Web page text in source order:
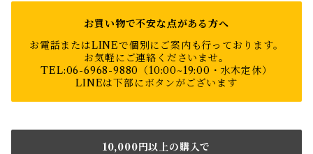
お買い物で不安な点がある方へ
お電話またはLINEで個別にご案内も行っております。
お気軽にご連絡くださいませ。
TEL:06-6968-9880（10:00~19:00・水木定休）
LINEは下部にボタンがございます
10,000円以上の購入で